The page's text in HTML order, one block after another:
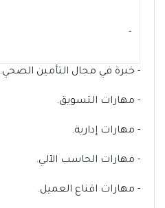
- ‏
- خبرة في مجال التأمين الصحي.
- مهارات التسويق.
- مهارات إدارية.
- مهارات الحاسب الآلي.
- مهارات اقناع العميل.